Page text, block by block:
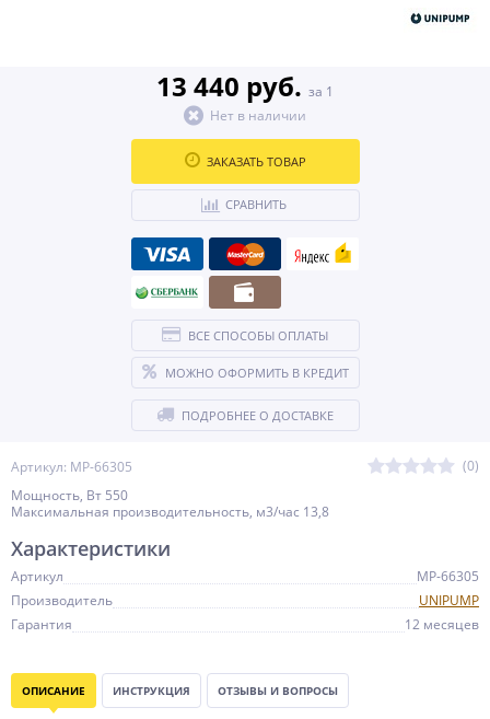
Артикул: МР-66305
(0)
Мощность, Вт 550
Максимальная производительность, м3/час 13,8
13 440 руб. за 1
Нет в наличии
ЗАКАЗАТЬ ТОВАР
СРАВНИТЬ
ВСЕ СПОСОБЫ ОПЛАТЫ
МОЖНО ОФОРМИТЬ В КРЕДИТ
ПОДРОБНЕЕ О ДОСТАВКЕ
Характеристики
Артикул
МР-66305
Производитель
UNIPUMP
Гарантия
12 месяцев
ОПИСАНИЕ ИНСТРУКЦИЯ ОТЗЫВЫ И ВОПРОСЫ